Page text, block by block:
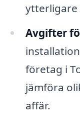
ytterligare
Avgifter
företag i
jämföra
affär.